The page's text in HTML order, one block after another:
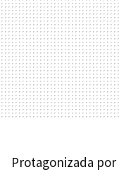
Protagonizada por